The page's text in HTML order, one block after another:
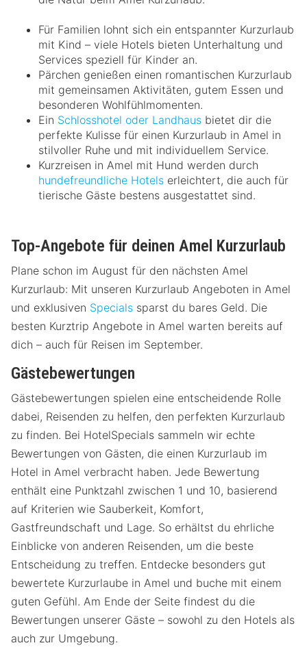
Für Familien lohnt sich ein entspannter Kurzurlaub
mit Kind – viele Hotels bieten Unterhaltung und
Services speziell für Kinder an.
Pärchen genießen einen romantischen Kurzurlaub
mit gemeinsamen Aktivitäten, gutem Essen und
besonderen Wohlfühlmomenten.
Ein Schlosshotel oder Landhaus bietet dir die
perfekte Kulisse für einen Kurzurlaub in Amel in
stilvoller Ruhe und mit individuellem Service.
Kurzreisen in Amel mit Hund werden durch
hundefreundliche Hotels erleichtert, die auch für
tierische Gäste bestens ausgestattet sind.
Top-Angebote für deinen Amel Kurzurlaub
Plane schon im August für den nächsten Amel
Kurzurlaub: Mit unseren Kurzurlaub Angeboten in Amel
und exklusiven Specials sparst du bares Geld. Die
besten Kurztrip Angebote in Amel warten bereits auf
dich – auch für Reisen im September.
Gästebewertungen
Gästebewertungen spielen eine entscheidende Rolle
dabei, Reisenden zu helfen, den perfekten Kurzurlaub
zu finden. Bei HotelSpecials sammeln wir echte
Bewertungen von Gästen, die einen Kurzurlaub im
Hotel in Amel verbracht haben. Jede Bewertung
enthält eine Punktzahl zwischen 1 und 10, basierend
auf Kriterien wie Sauberkeit, Komfort,
Gastfreundschaft und Lage. So erhältst du ehrliche
Einblicke von anderen Reisenden, um die beste
Entscheidung zu treffen. Entdecke besonders gut
bewertete Kurzurlaube in Amel und buche mit einem
guten Gefühl. Am Ende der Seite findest du die
Bewertungen unserer Gäste – sowohl zu den Hotels als
auch zur Umgebung.